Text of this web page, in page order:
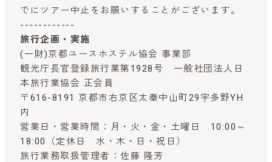
でにツアー中止をお願いすることがございます。
------------
旅行企画・実施
(一財)京都ユースホステル協会 事業部
観光庁長官登録旅行業第1928号 一般社団法人日
本旅行業協会 正会員
〒616-8191 京都市右京区太秦中山町29宇多野YH
内
営業日・営業時間：月・火・金・土曜日 10:00～
18:00（定休日 水・木・日・祝日）
旅行業務取扱管理者：佐藤 隆芳